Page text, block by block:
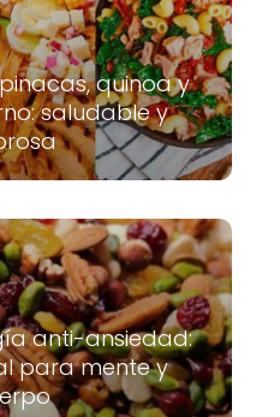
quinoa y
saludable y
anti-ansiedad:
para mente y